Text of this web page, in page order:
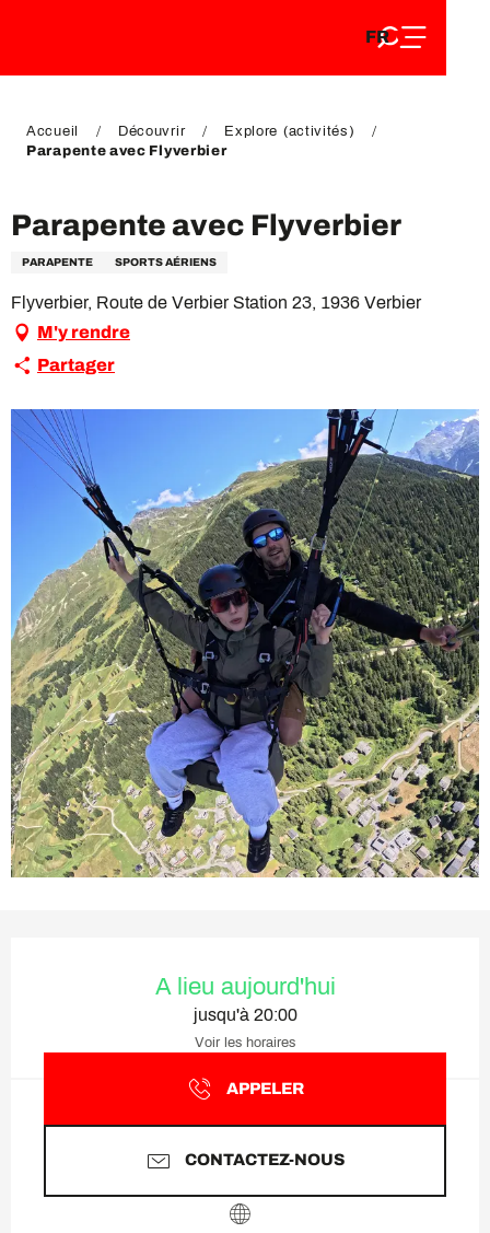
DE
FR
EN
Accueil Découvrir
Explore (activités)
Parapente avec Flyverbier
Parapente avec Flyverbier
PARAPENTE SPORTS AÉRIENS
Flyverbier, Route de Verbier Station 23, 1936 Verbier
M'y rendre
Partager
A lieu aujourd'hui
jusqu'à 20:00
Voir les horaires
APPELER
CONTACTEZ-NOUS